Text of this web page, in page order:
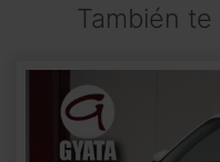
También